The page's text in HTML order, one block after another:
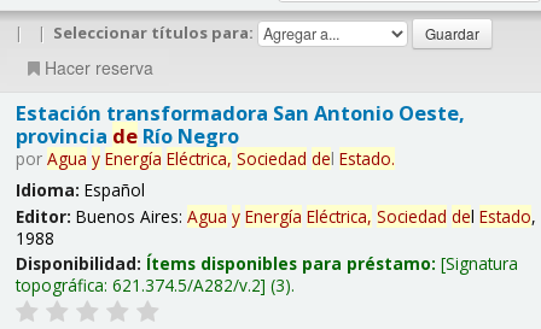
| | Seleccionar títulos para:
Hacer reserva
Estación transformadora San Antonio Oeste,
provincia deRío Negro
por Agua y Energía Eléctrica, Sociedad del Estado.
Idioma: Español
Editor: Buenos Aires: Agua y Energía Eléctrica, Sociedad del Estado,
1988
Disponibilidad: Ítems disponibles para préstamo: Signatura
topográfica: 621.374.5/A282/v.2 (3).